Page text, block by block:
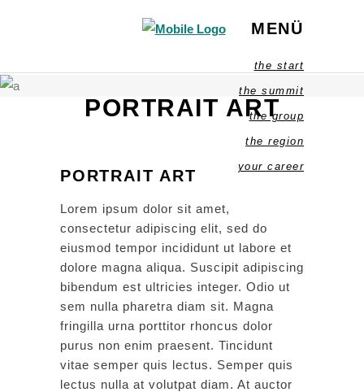
MENÜ
the start
the summit
the group
the region
your career
PORTRAIT ART
PORTRAIT ART
Lorem ipsum dolor sit amet,
consectetur adipiscing elit, sed do
eiusmod tempor incididunt ut labore et
dolore magna aliqua. Suscipit adipiscing
bibendum est ultricies integer. Odio ut
sem nulla pharetra diam sit. Magna
fringilla urna porttitor rhoncus dolor
purus non enim praesent. Tincidunt
vitae semper quis lectus. Semper quis
lectus nulla at volutpat diam. At auctor